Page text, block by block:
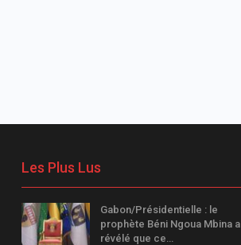
Les Plus Lus
Gabon/Présidentielle : le
prophète Béni Ngoua Mbina a
révélé que ce…